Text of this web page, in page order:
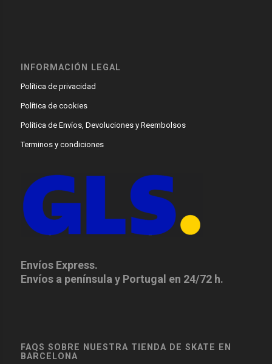
INFORMACIÓN LEGAL
Política de privacidad
Política de cookies
Política de Envíos, Devoluciones y Reembolsos
Terminos y condiciones
Envíos Express.
Envíos a península y Portugal en 24/72 h.
FAQS SOBRE NUESTRA TIENDA DE SKATE EN
BARCELONA